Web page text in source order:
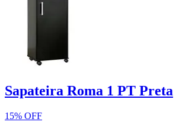
Sapateira Roma 1 PT Preta
15% OFF